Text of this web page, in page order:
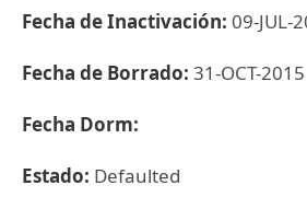
Fecha de Inactivación: 09-JUL-
Fecha de Borrado: 31-OCT-2015
Fecha Dorm:
Estado: Defaulted